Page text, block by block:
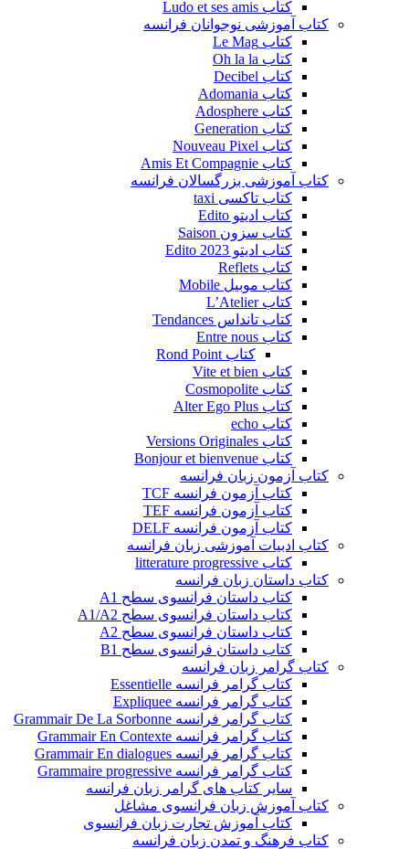
کتاب Ludo et ses amis
کتاب آموزشی نوجوانان فرانسه
کتاب Le Mag
کتاب Oh la la
کتاب Decibel
کتاب Adomania
کتاب Adosphere
کتاب Generation
کتاب Nouveau Pixel
کتاب Amis Et Compagnie
کتاب آموزشی بزرگسالان فرانسه
کتاب تاکسی taxi
کتاب ادیتو Edito
کتاب سزون Saison
کتاب ادیتو Edito 2023
کتاب Reflets
کتاب موبیل Mobile
کتاب L’Atelier
کتاب تانداس Tendances
کتاب Entre nous
کتاب Rond Point
کتاب Vite et bien
کتاب Cosmopolite
کتاب Alter Ego Plus
کتاب echo
کتاب Versions Originales
کتاب Bonjour et bienvenue
کتاب آزمون زبان فرانسه
کتاب آزمون فرانسه TCF
کتاب آزمون فرانسه TEF
کتاب آزمون فرانسه DELF
کتاب ادبیات آموزشی زبان فرانسه
کتاب litterature progressive
کتاب داستان زبان فرانسه
کتاب داستان فرانسوی سطح A1
کتاب داستان فرانسوی سطح A1/A2
کتاب داستان فرانسوی سطح A2
کتاب داستان فرانسوی سطح B1
کتاب گرامر زبان فرانسه
کتاب گرامر فرانسه Essentielle
کتاب گرامر فرانسه Expliquee
کتاب گرامر فرانسه Grammair De La Sorbonne
کتاب گرامر فرانسه Grammair En Contexte
کتاب گرامر فرانسه Grammair En dialogues
کتاب گرامر فرانسه Grammaire progressive
سایر کتاب های گرامر زبان فرانسه
کتاب آموزش زبان فرانسوی مشاغل
کتاب آموزش تجارت زبان فرانسوی
کتاب فرهنگ و تمدن زبان فرانسه